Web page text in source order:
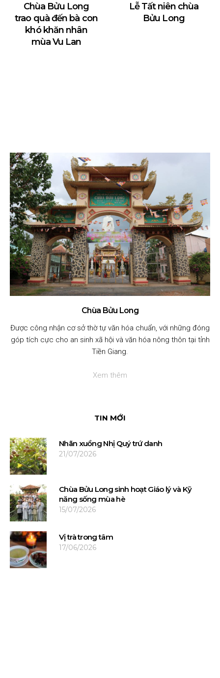
Chùa Bửu Long
trao quà đến bà con
khó khăn nhân
mùa Vu Lan
Lễ Tất niên chùa
Bửu Long
Chùa Bửu Long
Được công nhận cơ sở thờ tự văn hóa chuẩn, với những đóng
góp tích cực cho an sinh xã hội và văn hóa nông thôn tại tỉnh
Tiền Giang.
Xem thêm
TIN MỚI
Nhãn xuồng Nhị Quý trứ danh
21/07/2026
Chùa Bửu Long sinh hoạt Giáo lý và Kỹ
năng sống mùa hè
15/07/2026
Vị trà trong tâm
17/06/2026